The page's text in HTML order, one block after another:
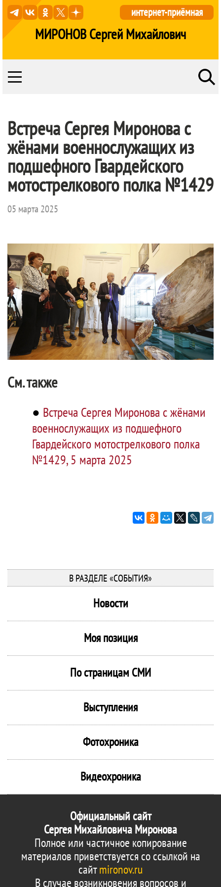
МИРОНОВ Сергей Михайлович
интернет-приёмная
Встреча Сергея Миронова с
жёнами военнослужащих из
подшефного Гвардейского
мотострелкового полка №1429
05 марта 2025
См. также
● Встреча Сергея Миронова с жёнами
военнослужащих из подшефного
Гвардейского мотострелкового полка
№1429, 5 марта 2025
В РАЗДЕЛЕ «СОБЫТИЯ»
Новости
Моя позиция
По страницам СМИ
Выступления
Фотохроника
Видеохроника
Официальный сайт
Сергея Михайловича Миронова
Полное или частичное копирование
материалов приветствуется со ссылкой на
сайтmironov.ru
В случае возникновения вопросов и